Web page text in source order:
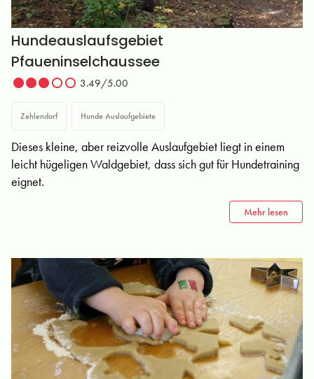
Hundeauslaufsgebiet
Pfaueninselchaussee
3.49/5.00
Zehlendorf Hunde Auslaufgebiete
Dieses kleine, aber reizvolle Auslaufgebiet liegt in einem
leicht hügeligen Waldgebiet, dass sich gut für Hundetraining
eignet.
Mehr lesen